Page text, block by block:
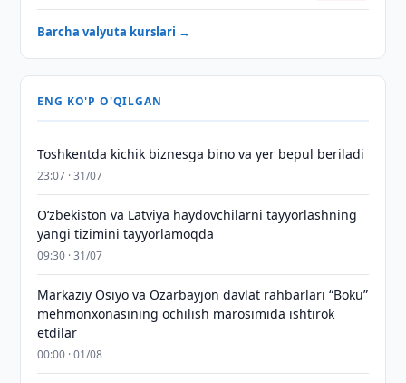
Barcha valyuta kurslari →
ENG KO'P O'QILGAN
Toshkentda kichik biznesga bino va yer bepul beriladi
23:07 · 31/07
Oʻzbekiston va Latviya haydovchilarni tayyorlashning
yangi tizimini tayyorlamoqda
09:30 · 31/07
Markaziy Osiyo va Ozarbayjon davlat rahbarlari “Boku”
mehmonxonasining ochilish marosimida ishtirok
etdilar
00:00 · 01/08